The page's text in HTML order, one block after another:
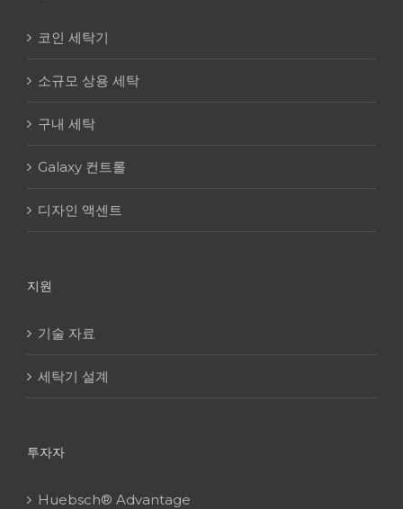
코인 세탁기
소규모 상용 세탁
구내 세탁
Galaxy 컨트롤
디자인 액센트
지원
기술 자료
세탁기 설계
투자자
Huebsch® Advantage